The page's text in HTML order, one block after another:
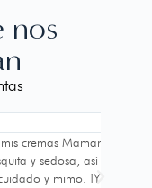
nos
Me
como su
los resultados